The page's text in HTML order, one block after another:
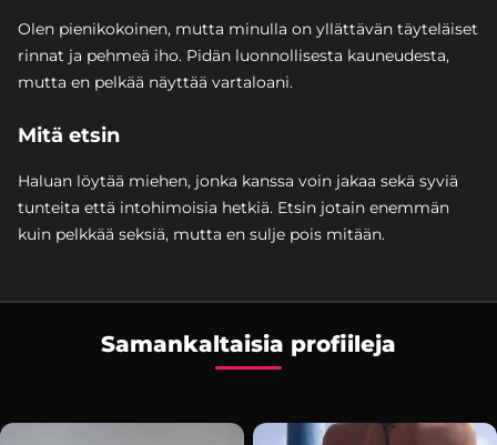
Olen pienikokoinen, mutta minulla on yllättävän täyteläiset
rinnat ja pehmeä iho. Pidän luonnollisesta kauneudesta,
mutta en pelkää näyttää vartaloani.
Mitä etsin
Haluan löytää miehen, jonka kanssa voin jakaa sekä syviä
tunteita että intohimoisia hetkiä. Etsin jotain enemmän
kuin pelkkää seksiä, mutta en sulje pois mitään.
Samankaltaisia profiileja